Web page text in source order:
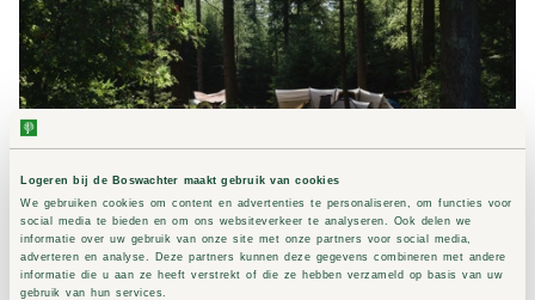
Logeren bij de Boswachter maakt gebruik van cookies
We gebruiken cookies om content en advertenties te personaliseren, om functies voor
social media te bieden en om ons websiteverkeer te analyseren. Ook delen we
informatie over uw gebruik van onze site met onze partners voor social media,
adverteren en analyse. Deze partners kunnen deze gegevens combineren met andere
informatie die u aan ze heeft verstrekt of die ze hebben verzameld op basis van uw
gebruik van hun services.
Borger